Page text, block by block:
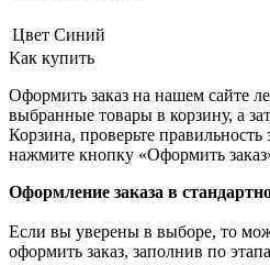
Цвет Синий
Как купить
Оформить заказ на нашем сайте
выбранные товары в корзину, а
Корзина, проверьте
нажмите кнопку «Оформить
Оформление заказа в
Если вы уверены в выборе, то
оформить заказ, заполнив по